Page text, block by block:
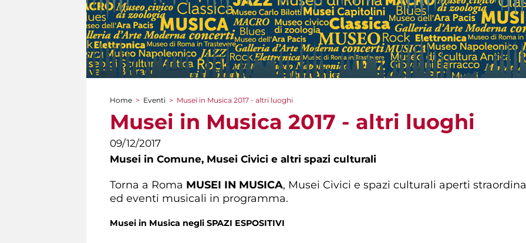
Tu sei qui
Home > Eventi > Musei in Musica 2017 - altri luoghi
Musei in Musica 2017 - altri luoghi
09/12/2017
Musei in Comune, Musei Civici e altri spazi culturali
Torna a Roma MUSEI IN MUSICA, Musei Civici e spazi culturali aperti
ed eventi musicali in programma.
Musei in Musica negli SPAZI ESPOSITIVI